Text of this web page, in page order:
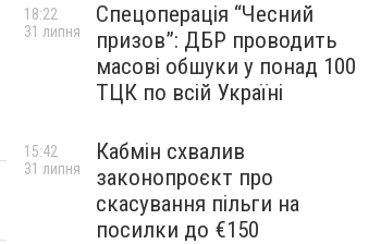
Спецоперація “Чесний
призов”: ДБР проводить
масові обшуки у понад 100
ТЦК по всій Україні
18:22
31 липня
Кабмін схвалив
законопроєкт про
скасування пільги на
посилки до €150
15:42
31 липня